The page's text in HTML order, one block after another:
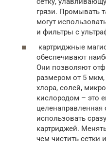
грязи. Промывать
могут
и фильтры с
картриджные
обеспечивают
Они позволяют
размером от 5 мкм,
хлора, солей,
кислородом – это
использовать
картриджей.
чем чистить сетки